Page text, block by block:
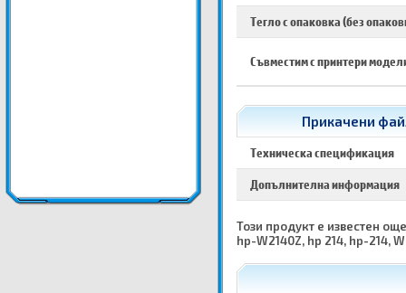
Тегло с опаковка (без
Съвместим с принтери
Прикачени
Техническа спецификация
Допълнителна информация
Този продукт е известен
hp-W2140Z, hp 214, hp-214,